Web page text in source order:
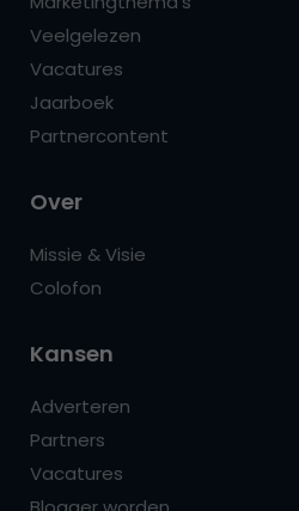
Veelgelezen
Vacatures
Jaarboek
Partnercontent
Over
Missie & Visie
Colofon
Kansen
Adverteren
Partners
Vacatures